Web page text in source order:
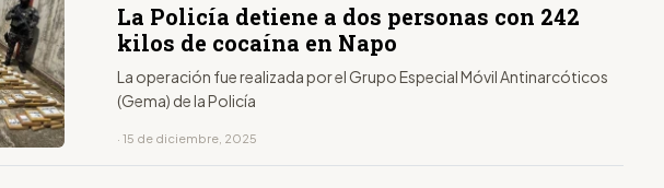
La Policía detiene a dos personas con 242
kilos de cocaína en Napo
La operación fue realizada por el Grupo Especial Móvil Antinarcóticos
(Gema) de la Policía
· 15 de diciembre, 2025